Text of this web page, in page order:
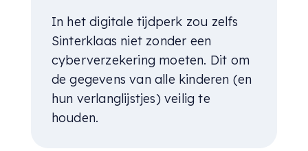
In het digitale tijdperk zou zelfs
Sinterklaas niet zonder een
cyberverzekering moeten. Dit om
de gegevens van alle kinderen (en
hun verlanglijstjes) veilig te
houden.